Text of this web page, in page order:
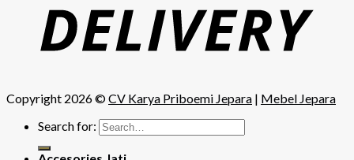
Copyright 2026 ©CV Karya Priboemi Jepara | Mebel Jepara
Search for: